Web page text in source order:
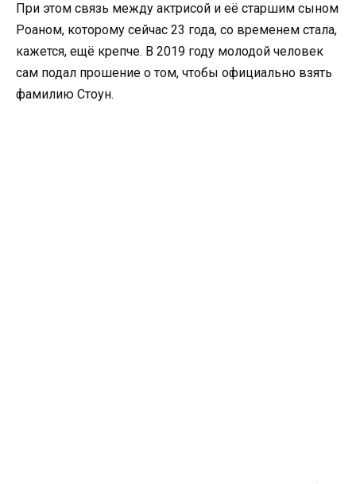
При этом связь между актрисой и её старшим сыном
Роаном, которому сейчас 23 года, со временем стала,
кажется, ещё крепче. В 2019 году молодой человек
сам подал прошение о том, чтобы официально взять
фамилию Стоун.